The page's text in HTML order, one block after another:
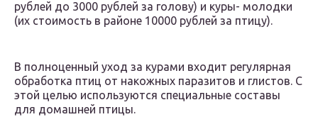
рублей до 3000 рублей за голову) и куры- молодки
(их стоимость в районе 10000 рублей за птицу).
В полноценный уход за курами входит регулярная
обработка птиц от накожных паразитов и глистов. С
этой целью используются специальные составы
для домашней птицы.